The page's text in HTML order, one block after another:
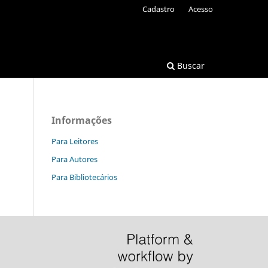
Buscar
Cadastro Acesso
Informações
Para Leitores
Para Autores
Para Bibliotecários